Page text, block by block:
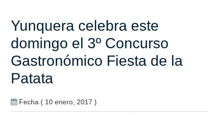
Yunquera celebra este
domingo el 3º Concurso
Gastronómico Fiesta de la
Patata
Fecha ( 10 enero, 2017 )